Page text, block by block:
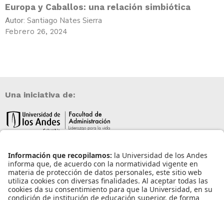
Europa y Caballos: una relación simbiótica
Autor: Santiago Nates Sierra
Febrero 26, 2024
Una iniciativa de:
Información de contacto
info@aneia.edu.co